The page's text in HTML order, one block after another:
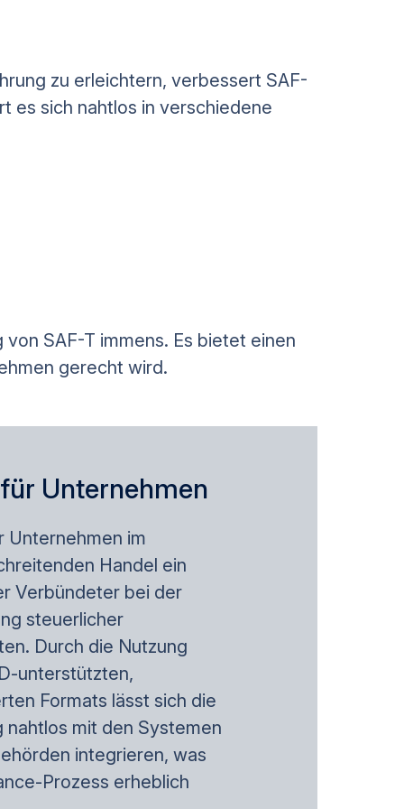
zu erleichtern, verbessert SAF-
es sich nahtlos in verschiedene
SAF-T immens. Es bietet einen
gerecht wird.
Unternehmen
Unternehmen im
Handel ein
Verbündeter bei der
steuerlicher
Durch die Nutzung
unterstützten,
Formats lässt sich die
nahtlos mit den Systemen
integrieren, was
Prozess erheblich